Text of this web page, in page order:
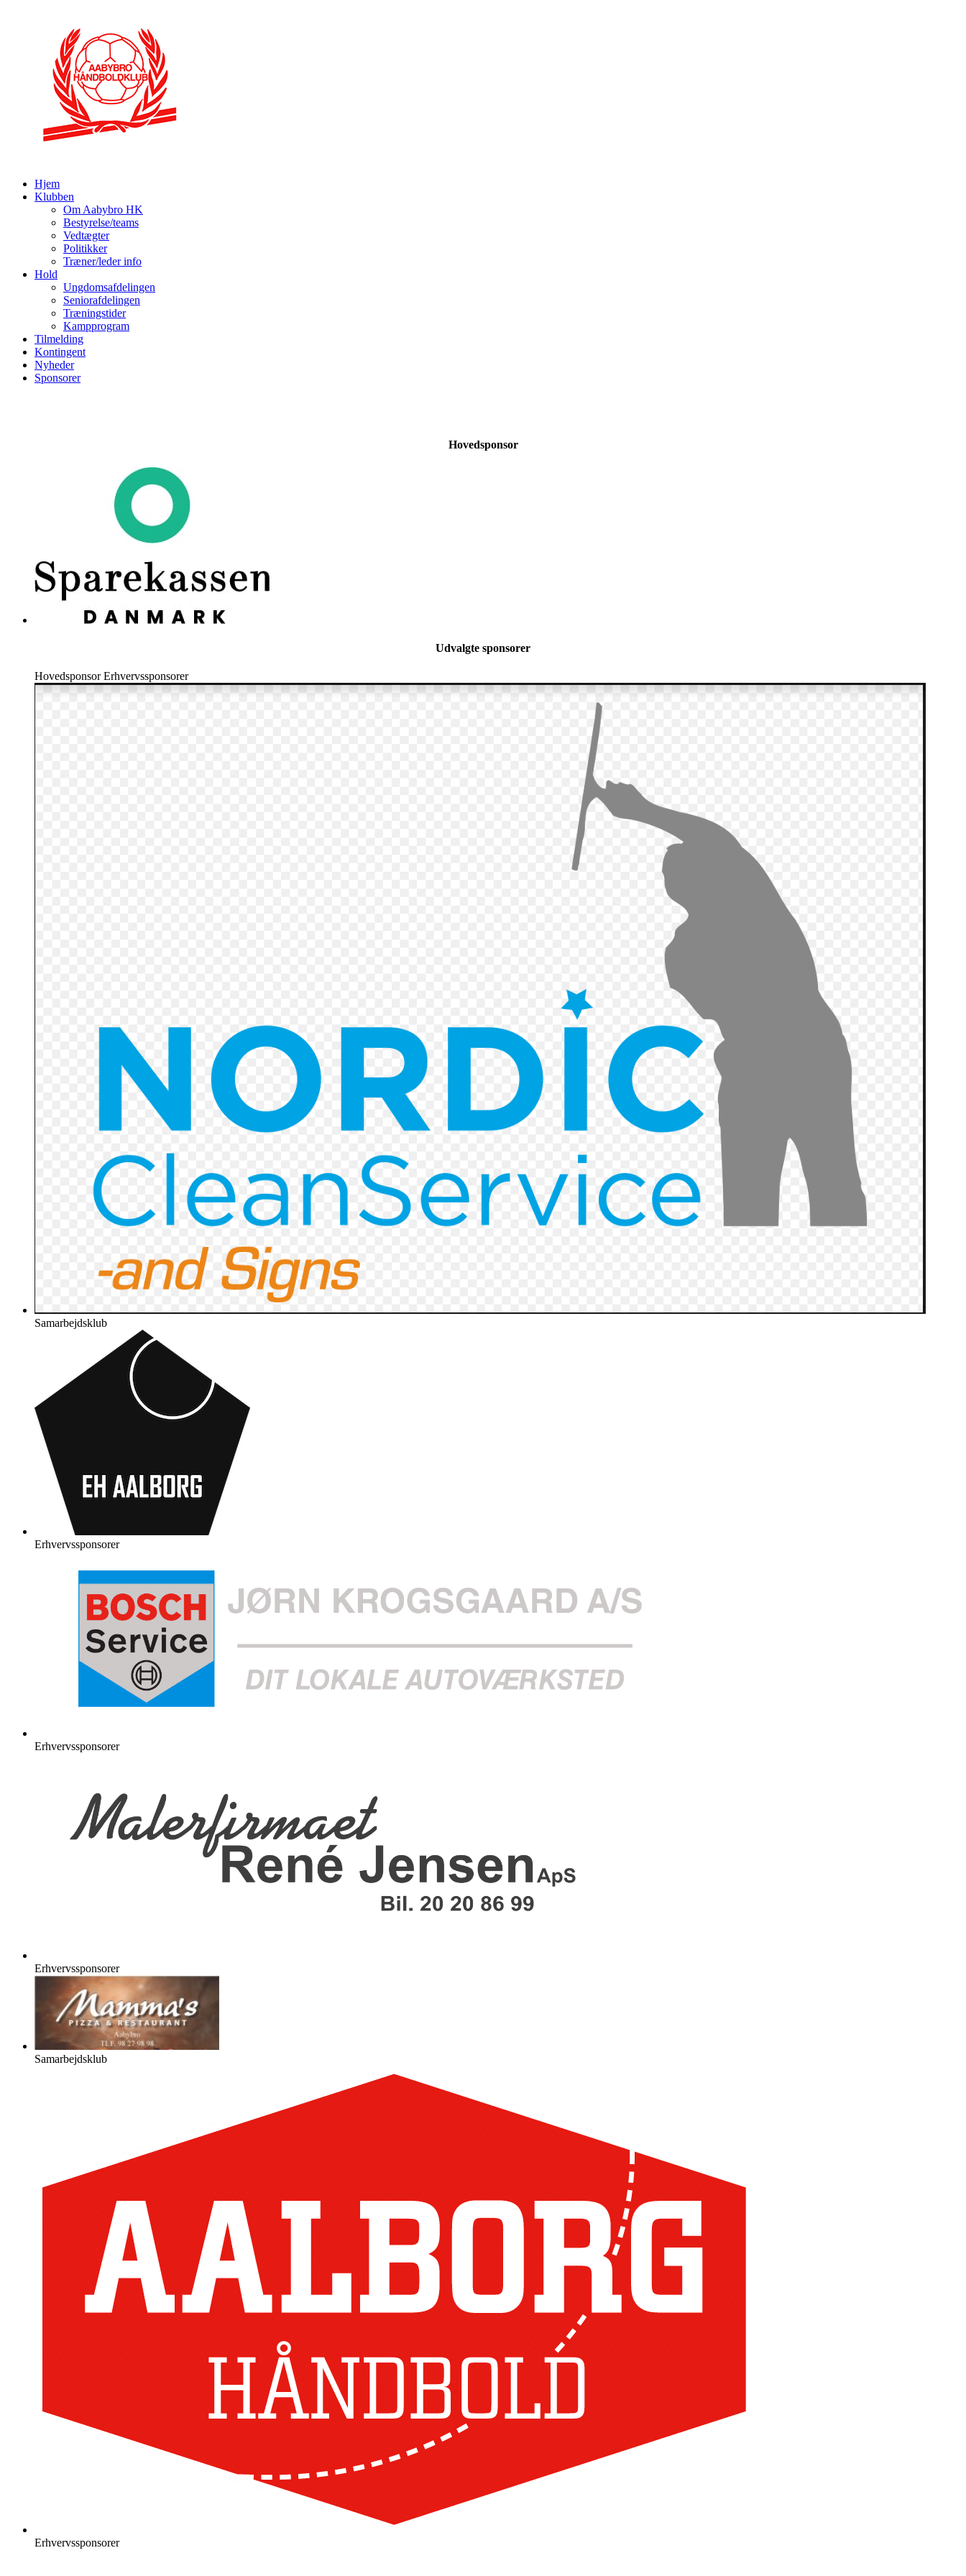
Hjem
Klubben
Om Aabybro HK
Bestyrelse/teams
Vedtægter
Politikker
Træner/leder info
Hold
Ungdomsafdelingen
Seniorafdelingen
Træningstider
Kampprogram
Tilmelding
Kontingent
Nyheder
Sponsorer
Hovedsponsor
Udvalgte sponsorer
Hovedsponsor Erhvervssponsorer
Samarbejdsklub
Erhvervssponsorer
Erhvervssponsorer
Erhvervssponsorer
Samarbejdsklub
Erhvervssponsorer